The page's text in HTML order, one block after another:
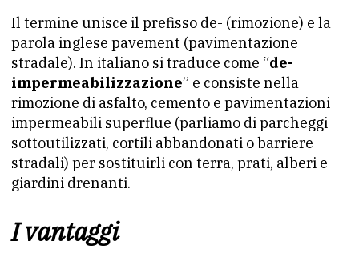
Il termine unisce il prefisso de- (rimozione) e la
parola inglese pavement (pavimentazione
stradale). In italiano si traduce come “de-
impermeabilizzazione” e consiste nella
rimozione di asfalto, cemento e pavimentazioni
impermeabili superflue (parliamo di parcheggi
sottoutilizzati, cortili abbandonati o barriere
stradali) per sostituirli con terra, prati, alberi e
giardini drenanti.
I vantaggi